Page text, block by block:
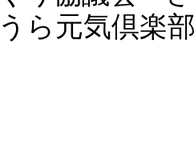
ら元気倶楽